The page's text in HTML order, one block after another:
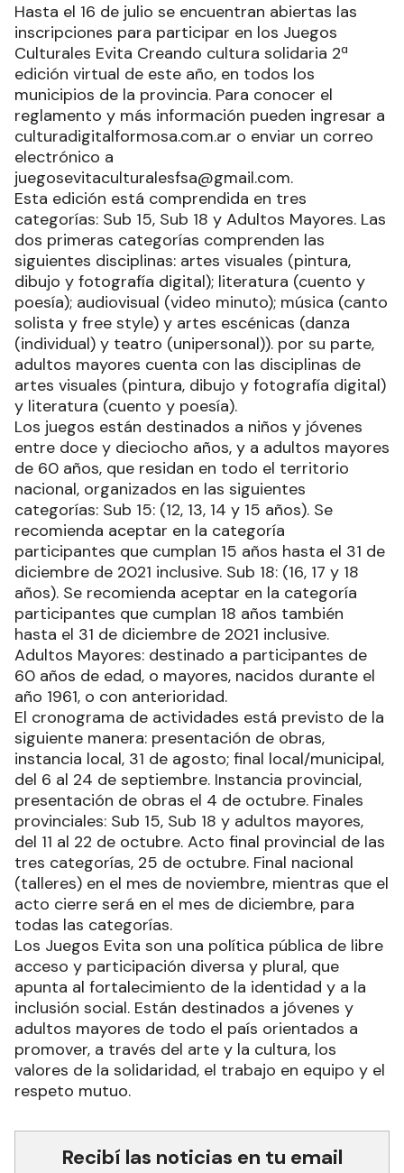
Hasta el 16 de julio se encuentran abiertas las
inscripciones para participar en los Juegos
Culturales Evita Creando cultura solidaria 2ª
edición virtual de este año, en todos los
municipios de la provincia. Para conocer el
reglamento y más información pueden ingresar a
culturadigitalformosa.com.ar o enviar un correo
electrónico a
juegosevitaculturalesfsa@gmail.com.
Esta edición está comprendida en tres
categorías: Sub 15, Sub 18 y Adultos Mayores. Las
dos primeras categorías comprenden las
siguientes disciplinas: artes visuales (pintura,
dibujo y fotografía digital); literatura (cuento y
poesía); audiovisual (video minuto); música (canto
solista y free style) y artes escénicas (danza
(individual) y teatro (unipersonal)). por su parte,
adultos mayores cuenta con las disciplinas de
artes visuales (pintura, dibujo y fotografía digital)
y literatura (cuento y poesía).
Los juegos están destinados a niños y jóvenes
entre doce y dieciocho años, y a adultos mayores
de 60 años, que residan en todo el territorio
nacional, organizados en las siguientes
categorías: Sub 15: (12, 13, 14 y 15 años). Se
recomienda aceptar en la categoría
participantes que cumplan 15 años hasta el 31 de
diciembre de 2021 inclusive. Sub 18: (16, 17 y 18
años). Se recomienda aceptar en la categoría
participantes que cumplan 18 años también
hasta el 31 de diciembre de 2021 inclusive.
Adultos Mayores: destinado a participantes de
60 años de edad, o mayores, nacidos durante el
año 1961, o con anterioridad.
El cronograma de actividades está previsto de la
siguiente manera: presentación de obras,
instancia local, 31 de agosto; final local/municipal,
del 6 al 24 de septiembre. Instancia provincial,
presentación de obras el 4 de octubre. Finales
provinciales: Sub 15, Sub 18 y adultos mayores,
del 11 al 22 de octubre. Acto final provincial de las
tres categorías, 25 de octubre. Final nacional
(talleres) en el mes de noviembre, mientras que el
acto cierre será en el mes de diciembre, para
todas las categorías.
Los Juegos Evita son una política pública de libre
acceso y participación diversa y plural, que
apunta al fortalecimiento de la identidad y a la
inclusión social. Están destinados a jóvenes y
adultos mayores de todo el país orientados a
promover, a través del arte y la cultura, los
valores de la solidaridad, el trabajo en equipo y el
respeto mutuo.
Recibí las noticias en tu email